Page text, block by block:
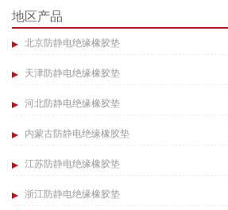
地区产品
北京防静电绝缘橡胶垫
天津防静电绝缘橡胶垫
河北防静电绝缘橡胶垫
内蒙古防静电绝缘橡胶垫
江苏防静电绝缘橡胶垫
浙江防静电绝缘橡胶垫